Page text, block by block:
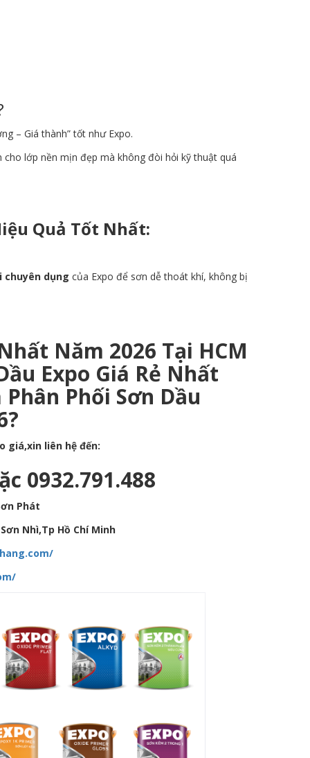
– Giá thành” tốt như Expo.
lớp nền mịn đẹp mà không đòi hỏi kỹ thuật quá
Quả Tốt Nhất:
chuyên dụng của Expo để sơn dễ thoát khí, không bị
Năm 2026 Tại HCM
Expo Giá Rẻ Nhất
Phối Sơn Dầu
giá,xin liên hệ đến:
0932.791.488
Phát
Nhì,Tp Hồ Chí Minh